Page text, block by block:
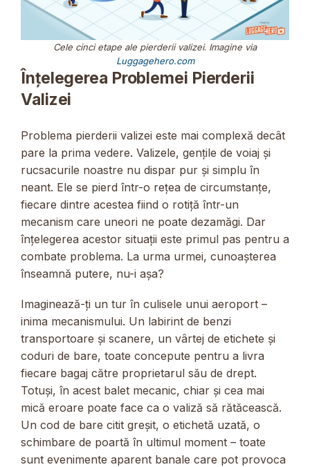
Cele cinci etape ale pierderii valizei. Imagine via
Luggagehero.com
Înțelegerea Problemei Pierderii
Valizei
Problema pierderii valizei este mai complexă decât
pare la prima vedere. Valizele, gențile de voiaj și
rucsacurile noastre nu dispar pur și simplu în
neant. Ele se pierd într-o rețea de circumstanțe,
fiecare dintre acestea fiind o rotiță într-un
mecanism care uneori ne poate dezamăgi. Dar
înțelegerea acestor situații este primul pas pentru a
combate problema. La urma urmei, cunoașterea
înseamnă putere, nu-i așa?
Imaginează-ți un tur în culisele unui aeroport –
inima mecanismului. Un labirint de benzi
transportoare și scanere, un vârtej de etichete și
coduri de bare, toate concepute pentru a livra
fiecare bagaj către proprietarul său de drept.
Totuși, în acest balet mecanic, chiar și cea mai
mică eroare poate face ca o valiză să rătăcească.
Un cod de bare citit greșit, o etichetă uzată, o
schimbare de poartă în ultimul moment – toate
sunt evenimente aparent banale care pot provoca